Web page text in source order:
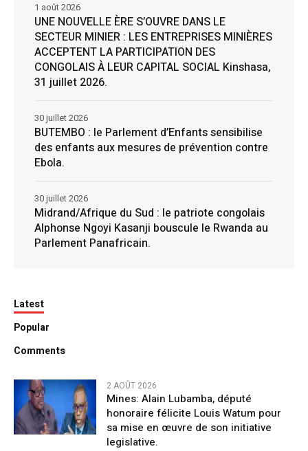
UNE NOUVELLE ÈRE S’OUVRE DANS LE
SECTEUR MINIER : LES ENTREPRISES MINIÈRES
ACCEPTENT LA PARTICIPATION DES
CONGOLAIS À LEUR CAPITAL SOCIAL Kinshasa,
31 juillet 2026.
1 août 2026
BUTEMBO : le Parlement d’Enfants sensibilise
des enfants aux mesures de prévention contre
Ebola.
30 juillet 2026
Midrand/Afrique du Sud : le patriote congolais
Alphonse Ngoyi Kasanji bouscule le Rwanda au
Parlement Panafricain.
30 juillet 2026
Latest
Popular
Comments
2 AOÛT 2026
Mines: Alain Lubamba, député
honoraire félicite Louis Watum pour
sa mise en œuvre de son initiative
legislative.